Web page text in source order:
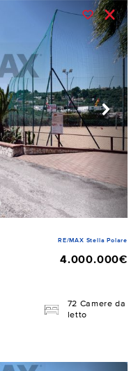
RE/MAX Stella Polare
4.000.000€
72 Camere da
letto